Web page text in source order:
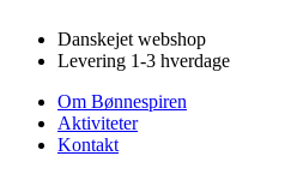
indhold
Danskejet webshop
Levering 1-3 hverdage
Om Bønnespiren
Aktiviteter
Kontakt